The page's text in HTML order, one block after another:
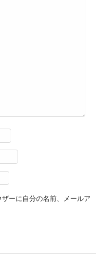
ーに自分の名前、メールア